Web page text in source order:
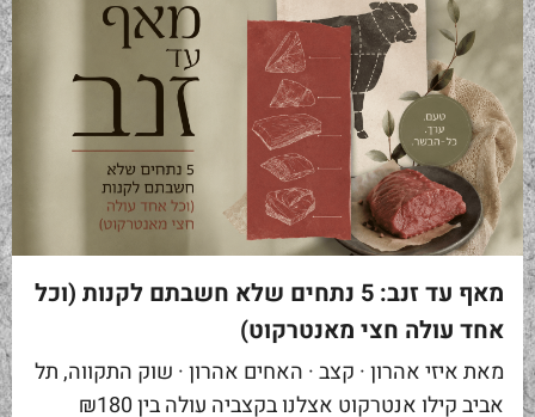
מאף עד זנב: 5 נתחים שלא חשבתם לקנות (וכל
אחד עולה חצי מאנטרקוט)
מאת איזי אהרון · קצב · האחים אהרון · שוק התקווה, תל
אביב קילו אנטרקוט אצלנו בקצביה עולה בין ₪180